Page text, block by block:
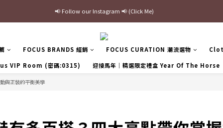
最新三方聯名倒鉤，火熱預購接單中🔥
加入官網會員即贈$100購物金
最新三方聯名倒鉤，火熱預購接單中🔥
FOCUS BRANDS 經銷 FOCUS CURATION 潮流選物
VIP Room (密碼:0315)
迎接馬年｜精選限定禮盒 Year Of The Horse
與正裝的平衡美學